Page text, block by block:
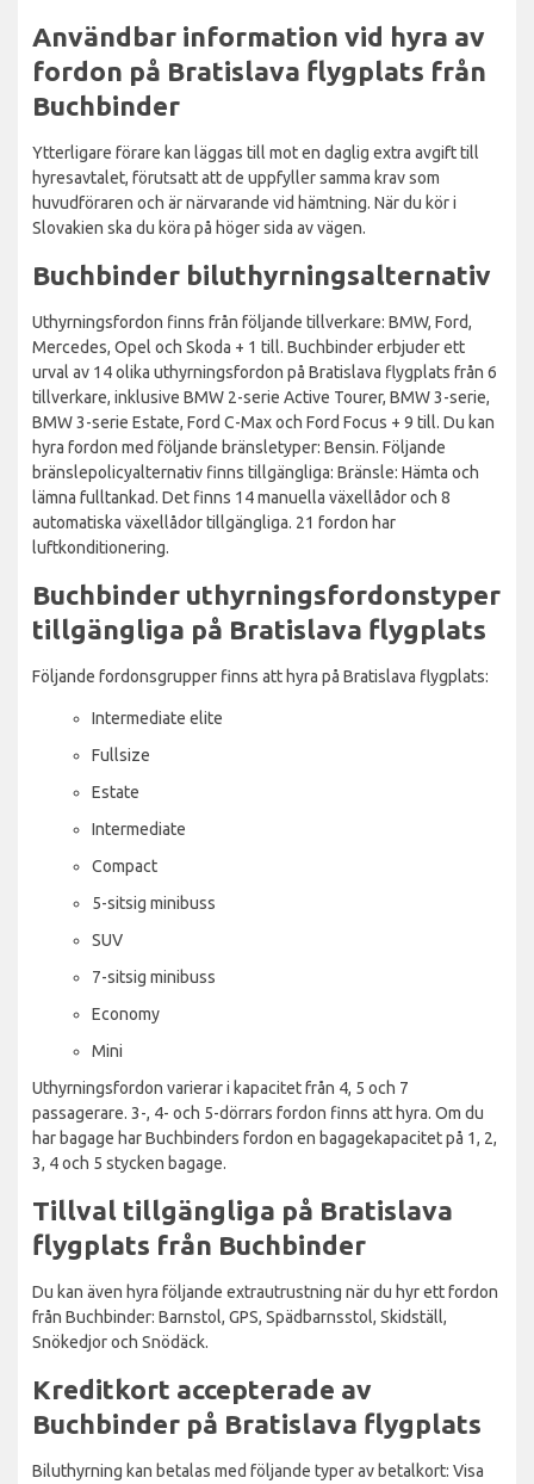
Användbar information vid hyra av
fordon på Bratislava flygplats från
Buchbinder
Ytterligare förare kan läggas till mot en daglig extra avgift till
hyresavtalet, förutsatt att de uppfyller samma krav som
huvudföraren och är närvarande vid hämtning. När du kör i
Slovakien ska du köra på höger sida av vägen.
Buchbinder biluthyrningsalternativ
Uthyrningsfordon finns från följande tillverkare: BMW, Ford,
Mercedes, Opel och Skoda + 1 till. Buchbinder erbjuder ett
urval av 14 olika uthyrningsfordon på Bratislava flygplats från 6
tillverkare, inklusive BMW 2-serie Active Tourer, BMW 3-serie,
BMW 3-serie Estate, Ford C-Max och Ford Focus + 9 till. Du kan
hyra fordon med följande bränsletyper: Bensin. Följande
bränslepolicyalternativ finns tillgängliga: Bränsle: Hämta och
lämna fulltankad. Det finns 14 manuella växellådor och 8
automatiska växellådor tillgängliga. 21 fordon har
luftkonditionering.
Buchbinder uthyrningsfordonstyper
tillgängliga på Bratislava flygplats
Följande fordonsgrupper finns att hyra på Bratislava flygplats:
Intermediate elite
Fullsize
Estate
Intermediate
Compact
5-sitsig minibuss
SUV
7-sitsig minibuss
Economy
Mini
Uthyrningsfordon varierar i kapacitet från 4, 5 och 7
passagerare. 3-, 4- och 5-dörrars fordon finns att hyra. Om du
har bagage har Buchbinders fordon en bagagekapacitet på 1, 2,
3, 4 och 5 stycken bagage.
Tillval tillgängliga på Bratislava
flygplats från Buchbinder
Du kan även hyra följande extrautrustning när du hyr ett fordon
från Buchbinder: Barnstol, GPS, Spädbarnsstol, Skidställ,
Snökedjor och Snödäck.
Kreditkort accepterade av
Buchbinder på Bratislava flygplats
Biluthyrning kan betalas med följande typer av betalkort: Visa